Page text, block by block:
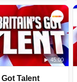
45:00
Talent